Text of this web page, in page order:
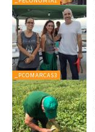
_PCOMARCAS3